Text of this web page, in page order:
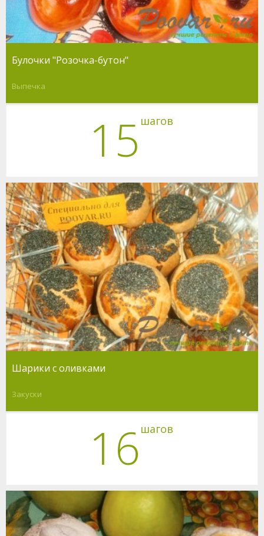
Булочки "Розочка-бутон"
Выпечка
15 шагов
Шарики с оливками
Закуски
16 шагов